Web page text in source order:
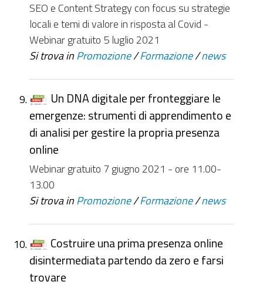
SEO e Content Strategy con focus su strategie
locali e temi di valore in risposta al Covid -
Webinar gratuito 5 luglio 2021
Si trova in Promozione /Formazione /news
Un DNA digitale per fronteggiare le
emergenze: strumenti di apprendimento e
di analisi per gestire la propria presenza
online
Webinar gratuito 7 giugno 2021 - ore 11.00-
13.00
Si trova in Promozione /Formazione /news
Costruire una prima presenza online
disintermediata partendo da zero e farsi
trovare